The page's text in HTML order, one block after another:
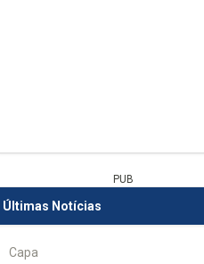
PUB
Últimas Notícias
Capa